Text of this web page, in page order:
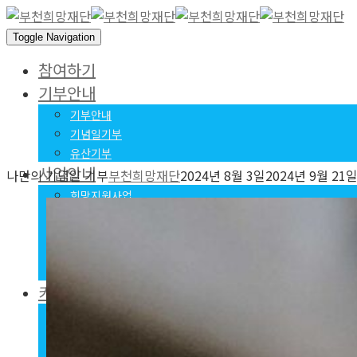
Toggle Navigation
참여하기
기부안내
기부안내
기념일기부
유산기부
사업안내
희망지원사업
커뮤니티
공지사항
나만의 기념일 기부부천희망재단2024년 8월 3일2024년 9월 21일